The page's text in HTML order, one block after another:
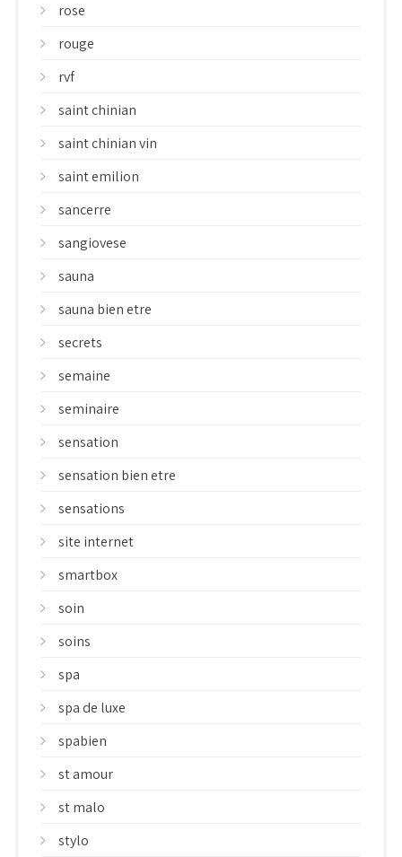
rose
rouge
rvf
saint chinian
saint chinian vin
saint emilion
sancerre
sangiovese
sauna
sauna bien etre
secrets
semaine
seminaire
sensation
sensation bien etre
sensations
site internet
smartbox
soin
soins
spa
spa de luxe
spabien
st amour
st malo
stylo